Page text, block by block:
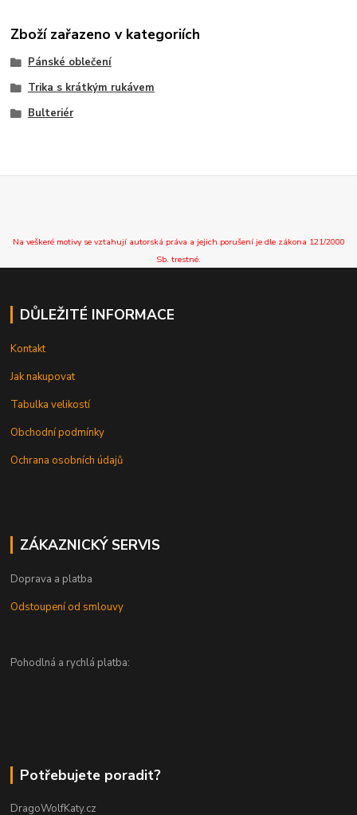
Zboží zařazeno v kategoriích
Pánské oblečení
Trika s krátkým rukávem
Bulteriér
Na veškeré motivy se vztahují autorská práva a jejich porušení je dle zákona 121/2000
Sb. trestné.
DŮLEŽITÉ INFORMACE
Kontakt
Jak nakupovat
Tabulka velikostí
Obchodní podmínky
Ochrana osobních údajů
ZÁKAZNICKÝ SERVIS
Doprava a platba
Odstoupení od smlouvy
Pohodlná a rychlá platba:
Potřebujete poradit?
DragoWolfKaty.cz